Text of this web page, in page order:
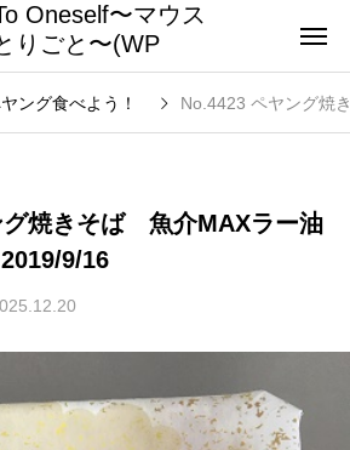
Oneself〜マウス
りごと〜(WP
ング食べよう！ No.4423 ペヤング焼
グ焼きそば 魚介MAXラー油
9/16